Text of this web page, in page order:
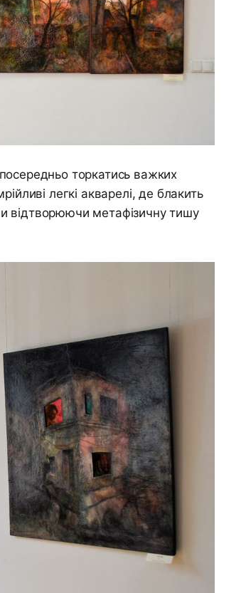
торкатись важких
легкі акварелі, де блакить
відтворюючи метафізичну тишу